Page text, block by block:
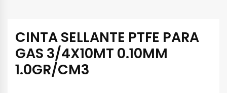
CINTA SELLANTE PTFE PARA
GAS 3/4X10MT 0.10MM
1.0GR/CM3